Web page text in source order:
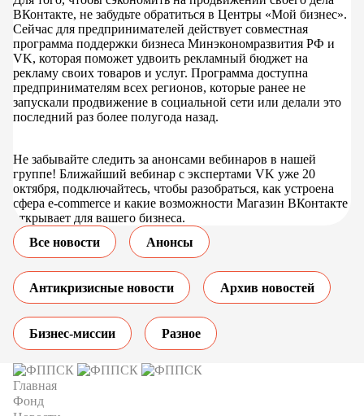
ВКонтакте, не забудьте обратиться в Центры «Мой бизнес».
Сейчас для предпринимателей действует совместная
программа поддержки бизнеса Минэкономразвития РФ и
VK, которая поможет удвоить рекламный бюджет на
рекламу своих товаров и услуг. Программа доступна
предпринимателям всех регионов, которые ранее не
запускали продвижение в социальной сети или делали это
последний раз более полугода назад.
Не забывайте следить за анонсами вебинаров в нашей
группе! Ближайший вебинар c экспертами VK уже 20
октября, подключайтесь, чтобы разобраться, как устроена
сфера e-commerce и какие возможности Магазин ВКонтакте
открывает для вашего бизнеса.
Все новости
Анонсы
Антикризисные новости Архив новостей
Бизнес-миссии Разное
Главная
Фонд